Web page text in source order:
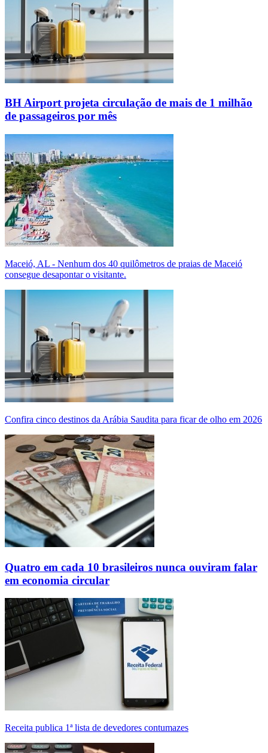
BH Airport projeta circulação de mais de 1 milhão
de passageiros por mês
Maceió, AL - Nenhum dos 40 quilômetros de praias de Maceió
consegue desapontar o visitante.
Confira cinco destinos da Arábia Saudita para ficar de olho em 2026
Quatro em cada 10 brasileiros nunca ouviram falar
em economia circular
Receita publica 1ª lista de devedores contumazes